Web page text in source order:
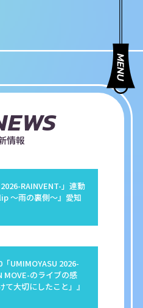
情報
RAINVENT-」連動
〜雨の裏側〜』愛知
「UMIMOYASU 2026-
MOVE-のライブの感
て大切にしたこと」』